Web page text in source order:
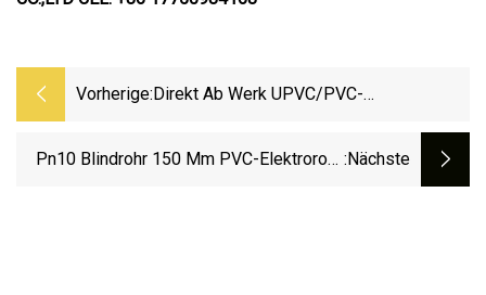
Vorherige: Direkt Ab Werk UPVC/PVC-
Wasserversorgung
Pn10 Blindrohr 150 Mm PVC-Elektrorohr, :nächste